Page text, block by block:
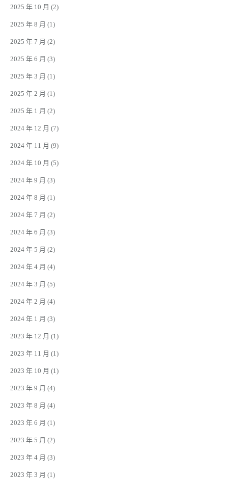
2025 年 10 月 (2)
2025 年 8 月 (1)
2025 年 7 月 (2)
2025 年 6 月 (3)
2025 年 3 月 (1)
2025 年 2 月 (1)
2025 年 1 月 (2)
2024 年 12 月 (7)
2024 年 11 月 (9)
2024 年 10 月 (5)
2024 年 9 月 (3)
2024 年 8 月 (1)
2024 年 7 月 (2)
2024 年 6 月 (3)
2024 年 5 月 (2)
2024 年 4 月 (4)
2024 年 3 月 (5)
2024 年 2 月 (4)
2024 年 1 月 (3)
2023 年 12 月 (1)
2023 年 11 月 (1)
2023 年 10 月 (1)
2023 年 9 月 (4)
2023 年 8 月 (4)
2023 年 6 月 (1)
2023 年 5 月 (2)
2023 年 4 月 (3)
2023 年 3 月 (1)